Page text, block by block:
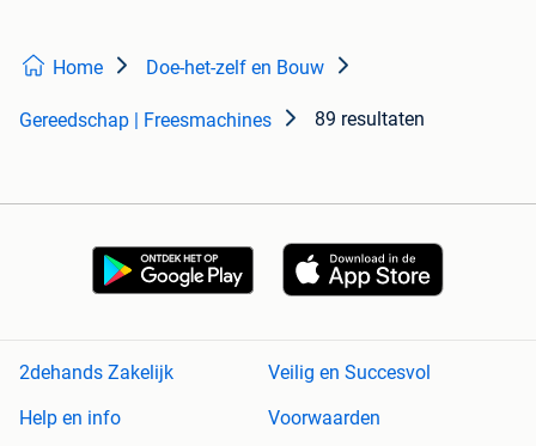
Home Doe-het-zelf en Bouw
Gereedschap | Freesmachines 89 resultaten
2dehands Zakelijk
Veilig en Succesvol
Help en info
Voorwaarden